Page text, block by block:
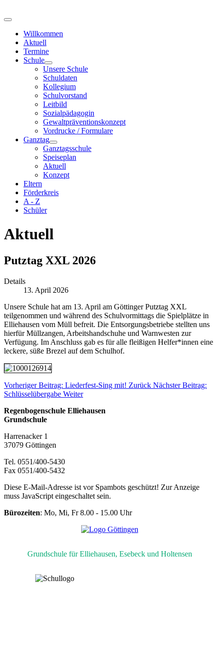
Willkommen
Aktuell
Termine
Schule
Unsere Schule
Schuldaten
Kollegium
Schulvorstand
Leitbild
Sozialpädagogin
Gewaltpräventionskonzept
Vordrucke / Formulare
Ganztag
Ganztagsschule
Speiseplan
Aktuell
Konzept
Eltern
Förderkreis
A - Z
Schüler
Aktuell
Putztag XXL 2026
Details
13. April 2026
Unsere Schule hat am 13. April am Göttinger Putztag XXL
teilgenommen und während des Schulvormittags die Spielplätze in
Elliehausen vom Müll befreit. Die Entsorgungsbetriebe stellten uns
hierfür Müllzangen, Arbeitshandschuhe und Warnwesten zur
Verfügung. Im Anschluss gab es für alle fleißigen Helfer*innen eine
leckere, süße Brezel auf dem Schulhof.
Vorheriger Beitrag: Liederfest-Sing mit! Zurück Nächster Beitrag:
Schlüsselübergabe Weiter
Regenbogenschule Elliehausen
Grundschule
Harrenacker 1
37079 Göttingen
Tel. 0551/400-5430
Fax 0551/400-5432
Diese E-Mail-Adresse ist vor Spambots geschützt! Zur Anzeige
muss JavaScript eingeschaltet sein.
Bürozeiten: Mo, Mi, Fr 8.00 - 15.00 Uhr
Grundschule für Elliehausen, Esebeck und Holtensen